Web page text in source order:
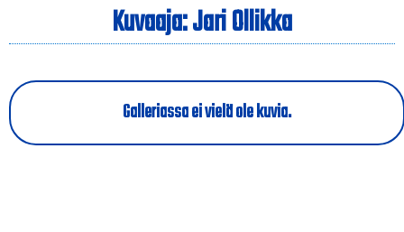
Kuvaaja: Jari Ollikka
Galleriassa ei vielä ole kuvia.